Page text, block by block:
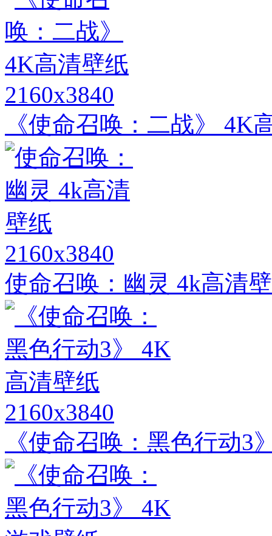
2160x3840
《使命召唤：二战》 4K
2160x3840
使命召唤：幽灵 4k高清
2160x3840
《使命召唤：黑色行动3